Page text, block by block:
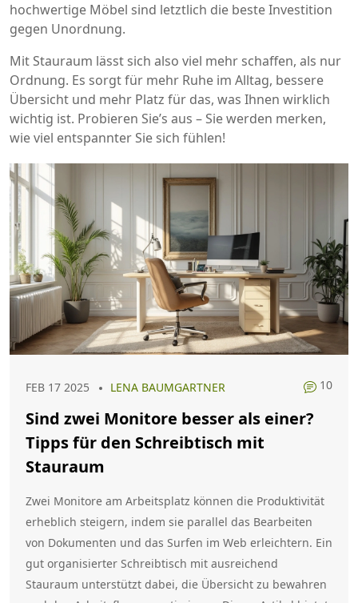
hochwertige Möbel sind letztlich die beste Investition
gegen Unordnung.
Mit Stauraum lässt sich also viel mehr schaffen, als nur
Ordnung. Es sorgt für mehr Ruhe im Alltag, bessere
Übersicht und mehr Platz für das, was Ihnen wirklich
wichtig ist. Probieren Sie’s aus – Sie werden merken,
wie viel entspannter Sie sich fühlen!
FEB 17 2025 LENA BAUMGARTNER 10
Sind zwei Monitore besser als einer?
Tipps für den Schreibtisch mit
Stauraum
Zwei Monitore am Arbeitsplatz können die Produktivität
erheblich steigern, indem sie parallel das Bearbeiten
von Dokumenten und das Surfen im Web erleichtern. Ein
gut organisierter Schreibtisch mit ausreichend
Stauraum unterstützt dabei, die Übersicht zu bewahren